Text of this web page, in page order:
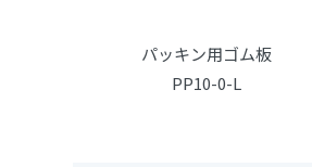
パッキン用ゴム板
PP10-0-L